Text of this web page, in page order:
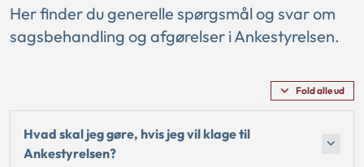
Her finder du generelle spørgsmål og svar om
sagsbehandling og afgørelser i Ankestyrelsen.
Fold alle ud
Hvad skal jeg gøre, hvis jeg vil klage til
Ankestyrelsen?